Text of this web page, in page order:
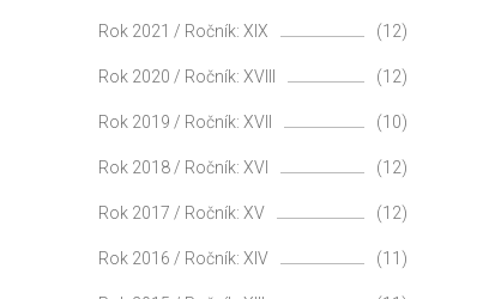
Rok 2021 / Ročník: XIX (12)
Rok 2020 / Ročník: XVIII (12)
Rok 2019 / Ročník: XVII (10)
Rok 2018 / Ročník: XVI (12)
Rok 2017 / Ročník: XV (12)
Rok 2016 / Ročník: XIV (11)